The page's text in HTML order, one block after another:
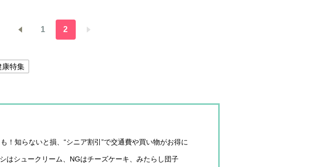
1 2
康特集
！知らないと損、“シニア割引”で交通費や買い物がお得に
はシュークリーム、NGはチーズケーキ、みたらし団子